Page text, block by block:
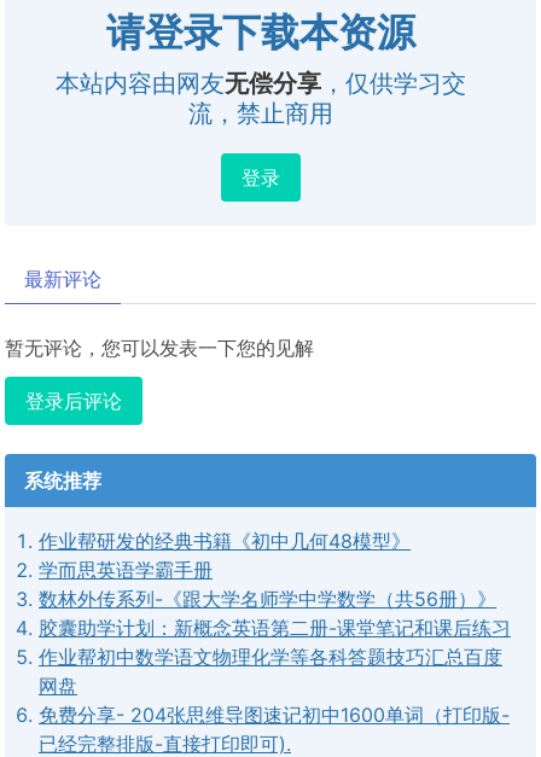
请登录下载本资源
本站内容由网友无偿分享 ，仅供学习交
流，禁止商用
登录
最新评论
暂无评论，您可以发表一下您的见解
登录后评论
系统推荐
作业帮研发的经典书籍《初中几何48模型》
学而思英语学霸手册
数林外传系列-《跟大学名师学中学数学（共56册）》
胶囊助学计划：新概念英语第二册-课堂笔记和课后练习
作业帮初中数学语文物理化学等各科答题技巧汇总百度
网盘
免费分享- 204张思维导图速记初中1600单词（打印版-
已经完整排版-直接打印即可).